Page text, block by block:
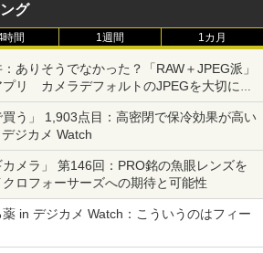
グ
時間 1週間 1カ月
ありそうでなかった？「RAW＋JPEG派」
リ カメラデフォルトのJPEGを大切にす
う」 1,903点目：高密閉で保冷効果が高い
ジカメ Watch
メラ」 第146回：PRO銘の魚眼レンズを
ロフォーサーズへの期待と可能性
in デジカメ Watch：こういうのはフィー